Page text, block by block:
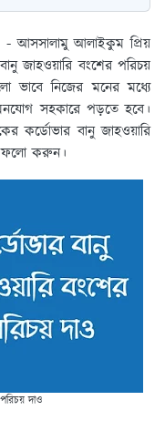
- আসসালামু আলাইকুম প্রিয়
জাহওয়ারি বংশের পরিচয়
ভাবে নিজের মনের মধ্যে
সহকারে পড়তে হবে।
কর্ডোভার বানু জাহওয়ারি
ফলো করুন।
দাও